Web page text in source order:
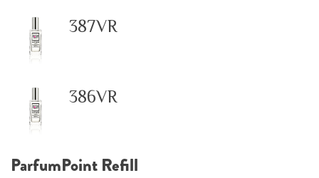
387VR
386VR
ParfumPoint Refill